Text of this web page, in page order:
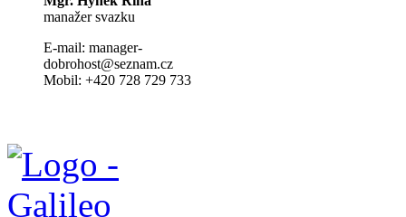
manažer svazku
E-mail: manager-
dobrohost@seznam.cz
Mobil: +420 728 729 733